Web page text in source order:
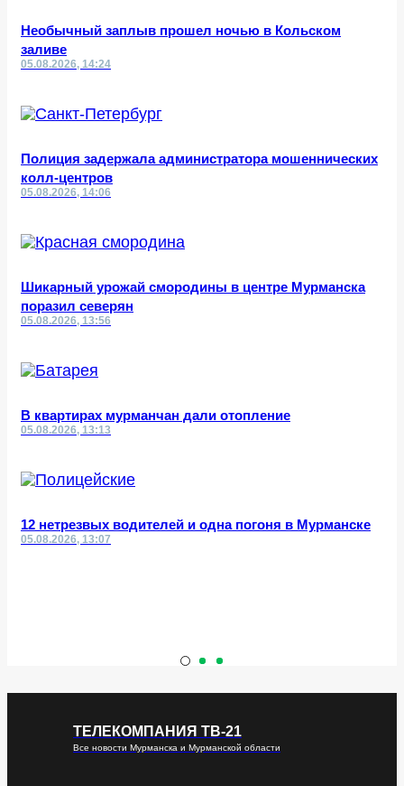
Необычный заплыв прошел ночью в Кольском
заливе
05.08.2026, 14:24
Полиция задержала администратора мошеннических
колл-центров
05.08.2026, 14:06
Шикарный урожай смородины в центре Мурманска
поразил северян
05.08.2026, 13:56
В квартирах мурманчан дали отопление
05.08.2026, 13:13
12 нетрезвых водителей и одна погоня в Мурманске
05.08.2026, 13:07
ТЕЛЕКОМПАНИЯ ТВ-21
Все новости Мурманска и Мурманской области